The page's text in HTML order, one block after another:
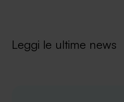
Leggi le ultime news